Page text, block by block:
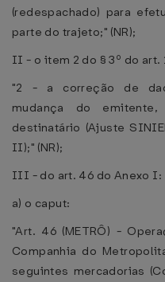
(redespachado) para
parte do trajeto;" (NR);
II - o item 2 do § 3º do art.
"2 - a correção de
mudança do
destinatário (Ajuste
II);" (NR);
III - do art. 46 do Anexo I:
a) o caput:
"Art. 46 (METRÔ) -
Companhia do
seguintes mercadorias